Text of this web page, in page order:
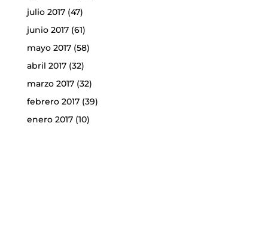
julio 2017(47)
junio 2017(61)
mayo 2017(58)
abril 2017(32)
marzo 2017(32)
febrero 2017(39)
enero 2017(10)